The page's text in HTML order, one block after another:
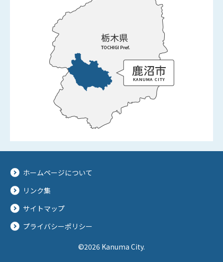
ホームページについて
リンク集
サイトマップ
プライバシーポリシー
©2026 Kanuma City.